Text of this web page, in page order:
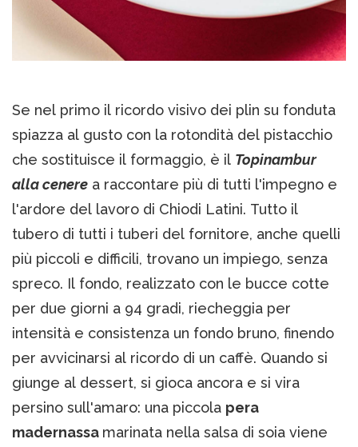
Se nel primo il ricordo visivo dei plin su fonduta
spiazza al gusto con la rotondità del pistacchio
che sostituisce il formaggio, è il Topinambur
alla cenere a raccontare più di tutti l'impegno e
l'ardore del lavoro di Chiodi Latini. Tutto il
tubero di tutti i tuberi del fornitore, anche quelli
più piccoli e difficili, trovano un impiego, senza
spreco. Il fondo, realizzato con le bucce cotte
per due giorni a 94 gradi, riecheggia per
intensità e consistenza un fondo bruno, finendo
per avvicinarsi al ricordo di un caffè. Quando si
giunge al dessert, si gioca ancora e si vira
persino sull'amaro: una piccola pera
madernassa marinata nella salsa di soia viene